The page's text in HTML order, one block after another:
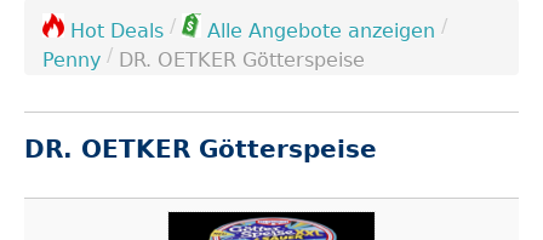
Hot Deals / Alle Angebote anzeigen /
Penny / DR. OETKER Götterspeise
DR. OETKER Götterspeise